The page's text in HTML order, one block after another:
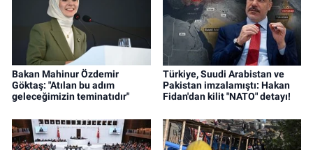
Bakan Mahinur Özdemir
Göktaş: "Atılan bu adım
geleceğimizin teminatıdır"
Türkiye, Suudi Arabistan ve
Pakistan imzalamıştı: Hakan
Fidan'dan kilit "NATO" detayı!